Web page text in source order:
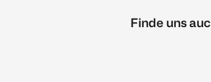
Finde uns